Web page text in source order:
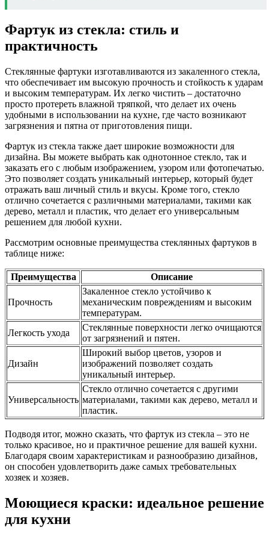
Фартук из стекла: стиль и
практичность
Стеклянные фартуки изготавливаются из закаленного стекла,
что обеспечивает им высокую прочность и стойкость к ударам
и высоким температурам. Их легко чистить – достаточно
просто протереть влажной тряпкой, что делает их очень
удобными в использовании на кухне, где часто возникают
загрязнения и пятна от приготовления пищи.
Фартук из стекла также дает широкие возможности для
дизайна. Вы можете выбрать как однотонное стекло, так и
заказать его с любым изображением, узором или фотопечатью.
Это позволяет создать уникальный интерьер, который будет
отражать ваш личный стиль и вкусы. Кроме того, стекло
отлично сочетается с различными материалами, такими как
дерево, металл и пластик, что делает его универсальным
решением для любой кухни.
Рассмотрим основные преимущества стеклянных фартуков в
таблице ниже:
Преимущества Описание
Прочность
Закаленное стекло устойчиво к
механическим повреждениям и высоким
температурам.
Легкость ухода
Стеклянные поверхности легко очищаются
от загрязнений и пятен.
Дизайн
Широкий выбор цветов, узоров и
изображений позволяет создать
уникальный интерьер.
Универсальность
Стекло отлично сочетается с другими
материалами, такими как дерево, металл и
пластик.
Подводя итог, можно сказать, что фартук из стекла – это не
только красивое, но и практичное решение для вашей кухни.
Благодаря своим характеристикам и разнообразию дизайнов,
он способен удовлетворить даже самых требовательных
хозяек и хозяев.
Моющиеся краски: идеальное решение
для кухни